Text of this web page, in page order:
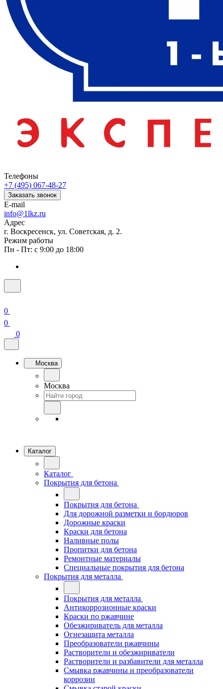
Телефоны
+7 (495) 067-48-27
Заказать звонок
E-mail
info@1lkz.ru
Адрес
г. Воскресенск, ул. Советская, д. 2.
Режим работы
Пн - Пт: с 9:00 до 18:00
0
0
0
Москва
Москва
Каталог
Каталог
Покрытия для бетона
Покрытия для бетона
Для дорожной разметки и бордюров
Дорожные краски
Краски для бетона
Наливные полы
Пропитки для бетона
Ремонтные материалы
Специальные покрытия для бетона
Покрытия для металла
Покрытия для металла
Антикоррозионные краски
Краски по ржавчине
Обезжириватель для металла
Огнезащита металла
Преобразователи ржавчины
Растворители и обезжириватели
Растворители и разбавители для металла
Смывка ржавчины и преобразователи
коррозии